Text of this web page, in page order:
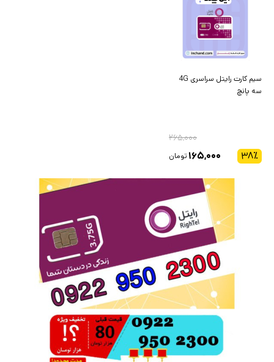
سیم کارت رایتل سراسری 4G
سه پانچ
۳۸٪
۲۶۵,۰۰۰
۱۶۵,۰۰۰ تومان